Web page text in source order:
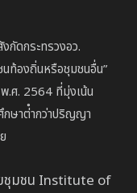
กัดกระทรวงอว.
ท้องถิ่นหรือชุมชนอื่น”
.ศ. 2564 ที่มุ่งเน้น
กษาต่ํากว่าปริญญา
ชุมชน Institute of